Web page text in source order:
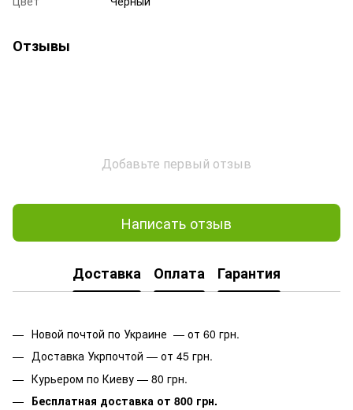
Отзывы
Добавьте первый отзыв
Написать отзыв
Доставка Оплата Гарантия
Новой почтой по Украине — от 60 грн.
Доставка Укрпочтой — от 45 грн.
Курьером по Киеву — 80 грн.
Бесплатная доставка от 800 грн.